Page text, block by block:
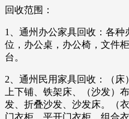
回收范围：
1、通州办公家具回收：各
位，办公桌，办公椅，文件
台。
2、通州民用家具回收：（床
上下铺、铁架床、（沙发）
发、折叠沙发、沙发床。（
门衣柜、平开门衣柜、组合